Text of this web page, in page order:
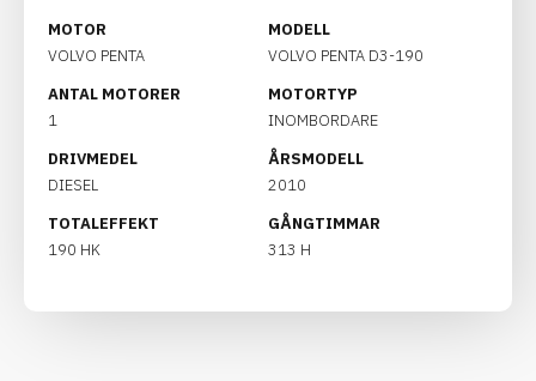
MOTOR
VOLVO PENTA
MODELL
VOLVO PENTA D3-190
ANTAL MOTORER
1
MOTORTYP
INOMBORDARE
DRIVMEDEL
DIESEL
ÅRSMODELL
2010
TOTALEFFEKT
190 HK
GÅNGTIMMAR
313 H